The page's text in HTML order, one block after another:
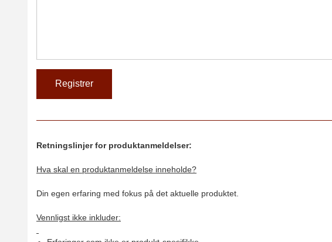
Retningslinjer for produktanmeldelser:
Hva skal en produktanmeldelse inneholde?
Din egen erfaring med fokus på det aktuelle produktet.
Vennligst ikke inkluder: